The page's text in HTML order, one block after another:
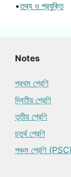
•তথ্য ও প্রযুক্তি
Notes
প্রথম শ্রেণি
দ্বিতীয় শ্রেণি
তৃতীয় শ্রেণি
চতুর্থ শ্রেণি
পঞ্চম শ্রেণি (PSC)